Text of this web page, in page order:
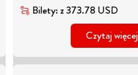
Bilety:z373.78 USD
Czytaj więcej